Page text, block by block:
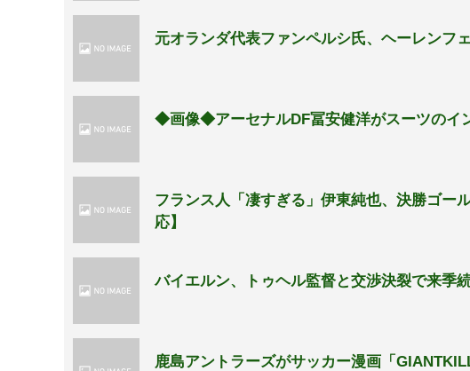
元オランダ代表ファンペルシ氏、ヘーレンフ
◆画像◆アーセナルDF冨安健洋がスーツのイ
フランス人「凄すぎる」伊東純也、決勝ゴー
応】
バイエルン、トゥヘル監督と交渉決裂で来季
鹿島アントラーズがサッカー漫画「